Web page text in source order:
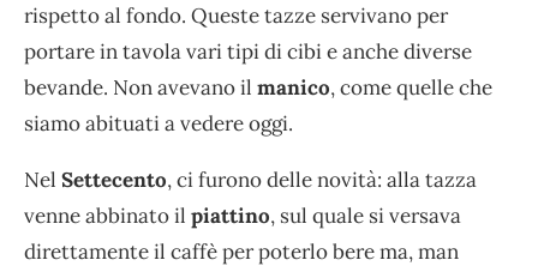
rispetto al fondo. Queste tazze servivano per
portare in tavola vari tipi di cibi e anche diverse
bevande. Non avevano il manico, come quelle che
siamo abituati a vedere oggi.
Nel Settecento, ci furono delle novità: alla tazza
venne abbinato il piattino, sul quale si versava
direttamente il caffè per poterlo bere ma, man